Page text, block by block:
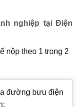
nghiệp tại Điện
nộp theo 1 trong 2
đường bưu điện